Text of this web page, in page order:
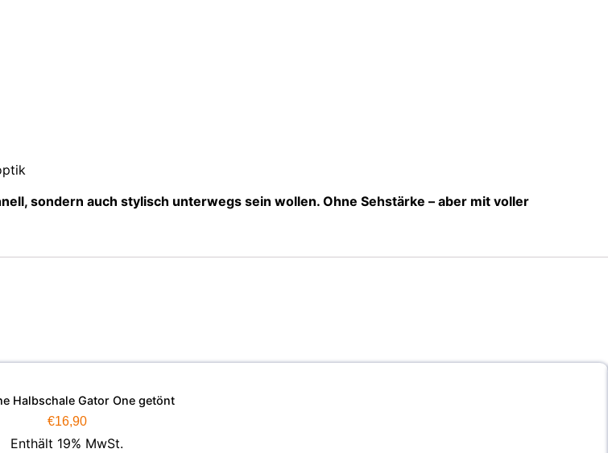
sondern auch stylisch unterwegs sein wollen. Ohne Sehstärke – aber mit voller
Halbschale Gator One getönt
€16,90
Enthält 19% MwSt.